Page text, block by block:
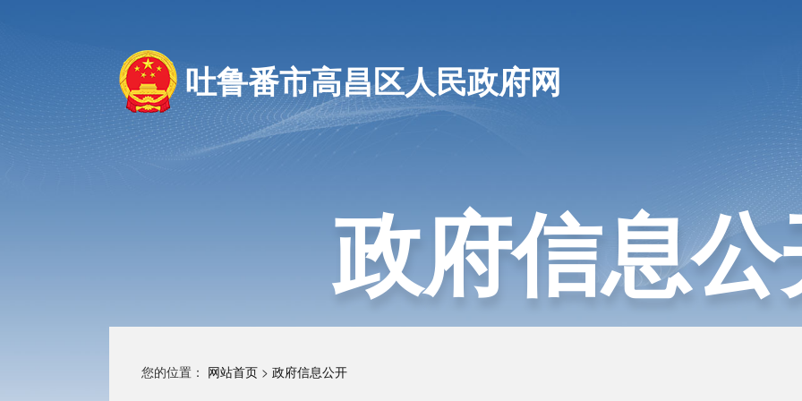
吐鲁番市高昌区人民政府网
政府信息
您的位置： 网站首页 > 政府信息公开